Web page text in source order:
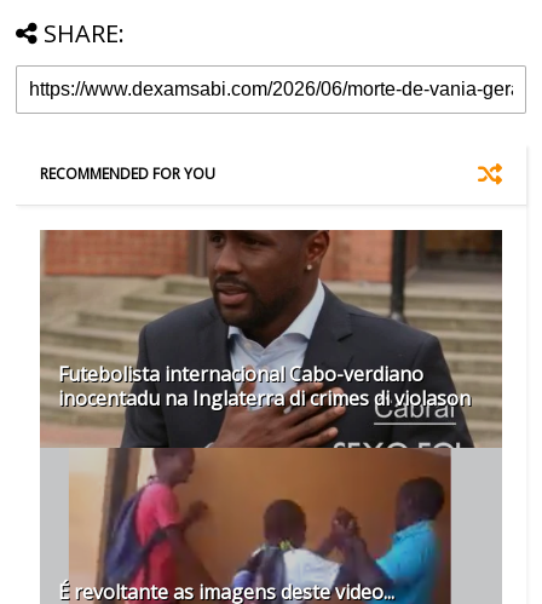
SHARE:
RECOMMENDED FOR YOU
Futebolista internacional Cabo-verdiano
inocentadu na Inglaterra di crimes di violason
É revoltante as imagens deste video...